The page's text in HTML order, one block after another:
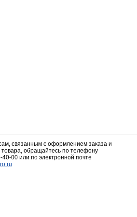
связанным с оформлением заказа и
обращайтесь по телефону
40-00 или по электронной почте